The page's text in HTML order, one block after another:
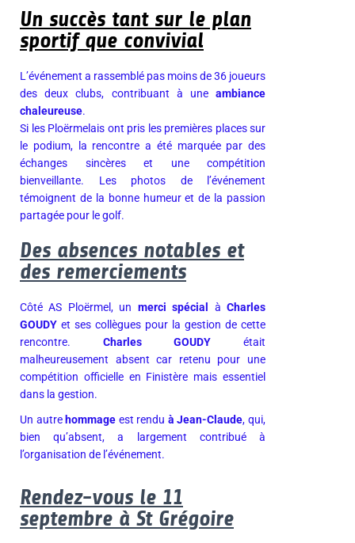
Un succès tant sur le plan
sportif que convivial
L’événement a rassemblé pas moins de 36 joueurs
des deux clubs, contribuant à une ambiance
chaleureuse.
Si les Ploërmelais ont pris les premières places sur
le podium, la rencontre a été marquée par des
échanges sincères et une compétition
bienveillante. Les photos de l’événement
témoignent de la bonne humeur et de la passion
partagée pour le golf.
Des absences notables et
des remerciements
Côté AS Ploërmel, un merci spécial àCharles
GOUDY et ses collègues pour la gestion de cette
rencontre. Charles GOUDYétait
malheureusement absent car retenu pour une
compétition officielle en Finistère mais essentiel
dans la gestion.
Un autre hommage est rendu à Jean-Claude, qui,
bien qu’absent, a largement contribué à
l’organisation de l’événement.
Rendez-vous le 11
septembre à St Grégoire